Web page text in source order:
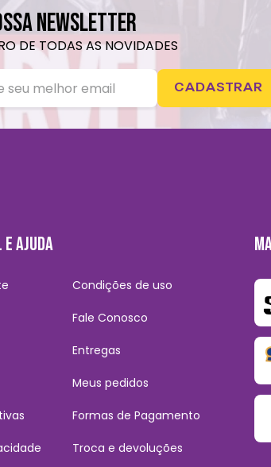
NEWSLETTER
DE TODAS AS NOVIDADES
CADASTRAR
AJUDA
Condições de uso
Fale Conosco
Entregas
Meus pedidos
Formas de Pagamento
Troca e devoluções